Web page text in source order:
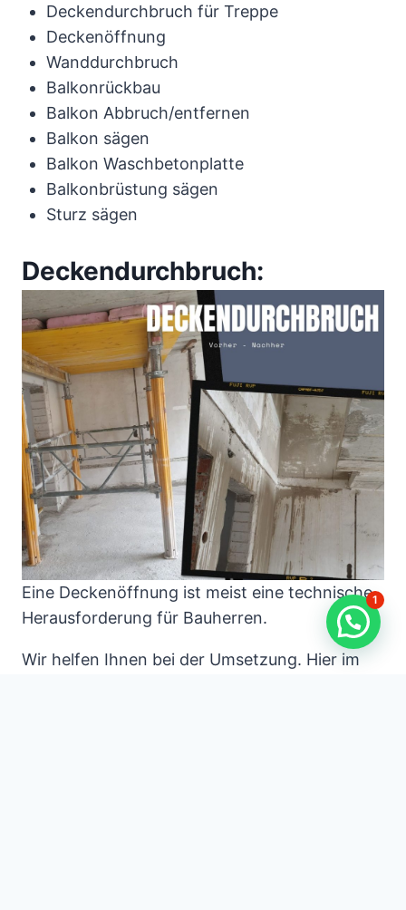
Deckendurchbruch für Treppe
Deckenöffnung
Wanddurchbruch
Balkonrückbau
Balkon Abbruch/entfernen
Balkon sägen
Balkon Waschbetonplatte
Balkonbrüstung sägen
Sturz sägen
Deckendurchbruch:
Eine Deckenöffnung ist meist eine technische
Herausforderung für Bauherren.
Wir helfen Ihnen bei der Umsetzung. Hier im
1